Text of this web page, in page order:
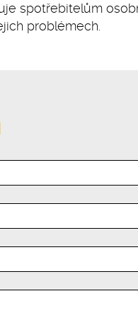
spotřebitelům
problémech.